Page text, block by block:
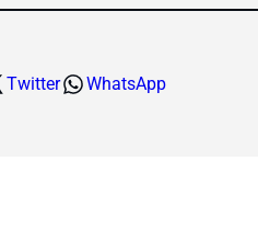
Twitter WhatsApp